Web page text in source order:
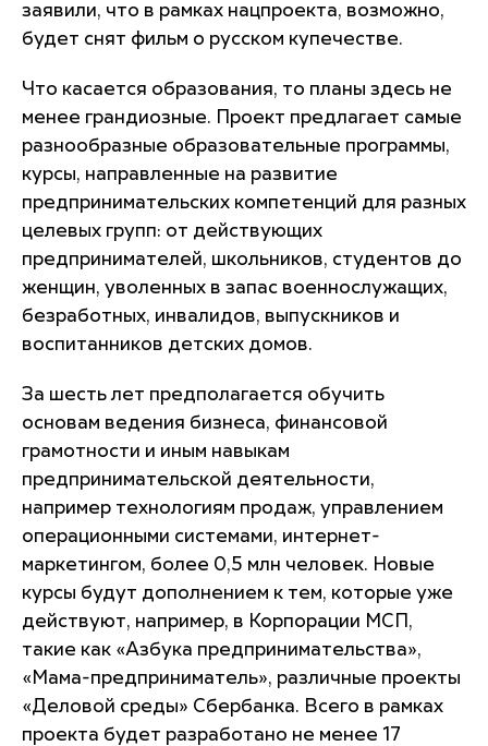
заявили, что в рамках нацпроекта, возможно,
будет снят фильм о русском купечестве.
Что касается образования, то планы здесь не
менее грандиозные. Проект предлагает самые
разнообразные образовательные программы,
курсы, направленные на развитие
предпринимательских компетенций для разных
целевых групп: от действующих
предпринимателей, школьников, студентов до
женщин, уволенных в запас военнослужащих,
безработных, инвалидов, выпускников и
воспитанников детских домов.
За шесть лет предполагается обучить
основам ведения бизнеса, финансовой
грамотности и иным навыкам
предпринимательской деятельности,
например технологиям продаж, управлением
операционными системами, интернет-
маркетингом, более 0,5 млн человек. Новые
курсы будут дополнением к тем, которые уже
действуют, например, в Корпорации МСП,
такие как «Азбука предпринимательства»,
«Мама-предприниматель», различные проекты
«Деловой среды» Сбербанка. Всего в рамках
проекта будет разработано не менее 17